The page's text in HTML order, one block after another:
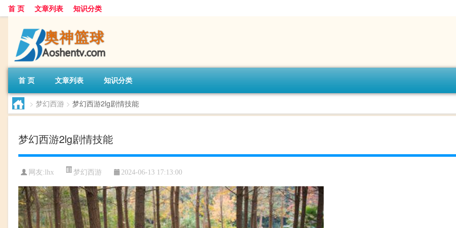
首 页 文章列表 知识分类
首 页 文章列表 知识分类
> 梦幻西游 > 梦幻西游2lg剧情技能
梦幻西游2lg剧情技能
网友:lhx 梦幻西游 2024-06-13 17:13:00